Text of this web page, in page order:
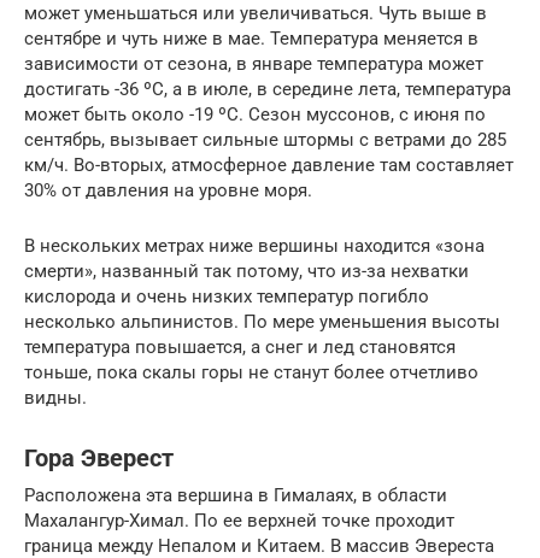
может уменьшаться или увеличиваться. Чуть выше в
сентябре и чуть ниже в мае. Температура меняется в
зависимости от сезона, в январе температура может
достигать -36 ºC, а в июле, в середине лета, температура
может быть около -19 ºC. Сезон муссонов, с июня по
сентябрь, вызывает сильные штормы с ветрами до 285
км/ч. Во-вторых, атмосферное давление там составляет
30% от давления на уровне моря.
В нескольких метрах ниже вершины находится «зона
смерти», названный так потому, что из-за нехватки
кислорода и очень низких температур погибло
несколько альпинистов. По мере уменьшения высоты
температура повышается, а снег и лед становятся
тоньше, пока скалы горы не станут более отчетливо
видны.
Гора Эверест
Расположена эта вершина в Гималаях, в области
Махалангур-Химал. По ее верхней точке проходит
граница между Непалом и Китаем. В массив Эвереста